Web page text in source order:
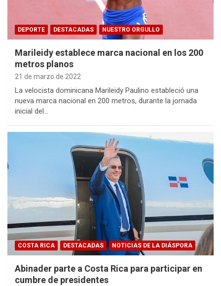
DEPORTE DESTACADAS NUESTRO ORGULLO
Marileidy establece marca nacional en los 200
metros planos
21 de marzo de 2022
La velocista dominicana Marileidy Paulino estableció una
nueva marca nacional en 200 metros, durante la jornada
inicial del…
COSTA RICA DESTACADAS NOTICIAS DE LA DIÁSPORA
Abinader parte a Costa Rica para participar en
cumbre de presidentes